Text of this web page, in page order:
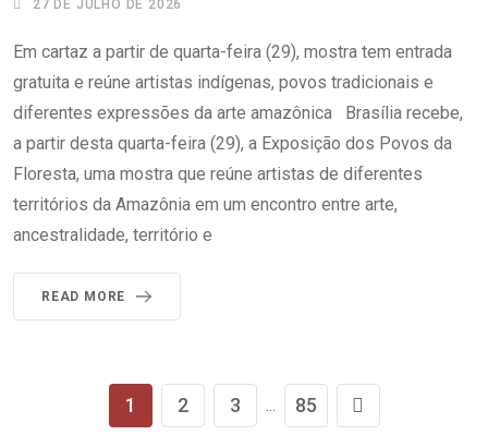
27 DE JULHO DE 2026
Em cartaz a partir de quarta-feira (29), mostra tem entrada
gratuita e reúne artistas indígenas, povos tradicionais e
diferentes expressões da arte amazônica Brasília recebe,
a partir desta quarta-feira (29), a Exposição dos Povos da
Floresta, uma mostra que reúne artistas de diferentes
territórios da Amazônia em um encontro entre arte,
ancestralidade, território e
READ MORE
1 2 3 ... 85